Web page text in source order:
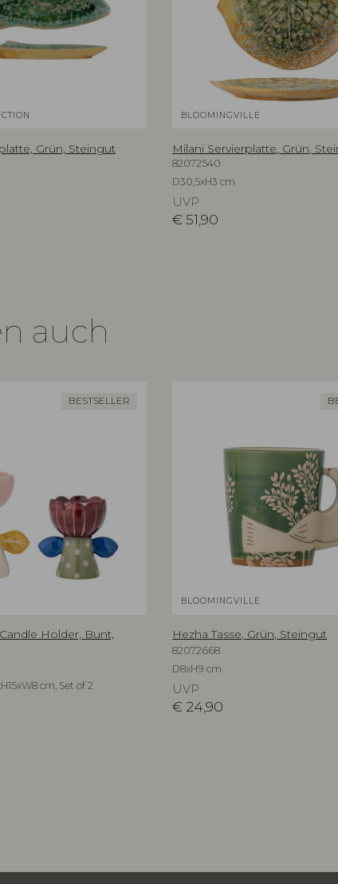
Grün, Steingut
BLOOMINGVILLE
Milani Servierplatte, Grün,
82072540
D30,5xH3 cm
UVP
€ 51,90
auch
BESTSELLER
Holder, Bunt,
cm, Set of 2
BLOOMINGVILLE
Hezha Tasse, Grün, Steingut
82072668
D8xH9 cm
UVP
€ 24,90